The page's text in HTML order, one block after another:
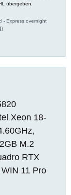
übergeben.
- Express overnight
Xeon 18-
M.2
RTX
11 Pro